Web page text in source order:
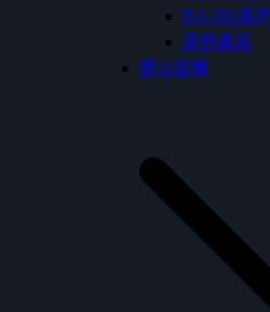
BA-382系列
其他產品
便斗設備